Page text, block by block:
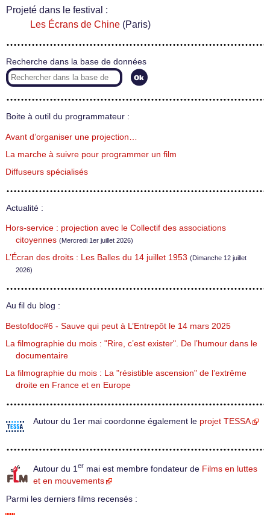
Projeté dans le festival :
Les Écrans de Chine (Paris)
Recherche dans la base de données
Boite à outil du programmateur :
Avant d’organiser une projection…
La marche à suivre pour programmer un film
Diffuseurs spécialisés
Actualité :
Hors-service : projection avec le Collectif des associations
citoyennes (Mercredi 1er juillet 2026)
L’Écran des droits : Les Balles du 14 juillet 1953 (Dimanche 12 juillet
2026)
Au fil du blog :
Bestofdoc#6 - Sauve qui peut à L’Entrepôt le 14 mars 2025
La filmographie du mois : "Rire, c’est exister". De l’humour dans le
documentaire
La filmographie du mois : La "résistible ascension" de l’extrême
droite en France et en Europe
Autour du 1er mai coordonne également le projet TESSA
Autour du 1 er mai est membre fondateur de Films en luttes
et en mouvements
Parmi les derniers films recensés :